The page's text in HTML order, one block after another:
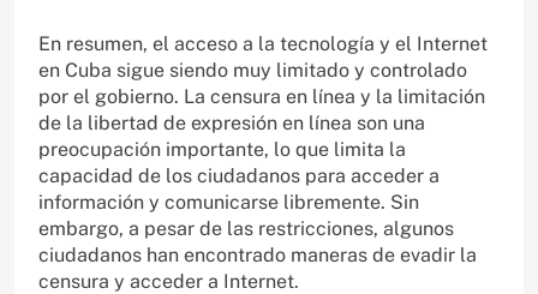
En resumen, el acceso a la tecnología y el Internet
en Cuba sigue siendo muy limitado y controlado
por el gobierno. La censura en línea y la limitación
de la libertad de expresión en línea son una
preocupación importante, lo que limita la
capacidad de los ciudadanos para acceder a
información y comunicarse libremente. Sin
embargo, a pesar de las restricciones, algunos
ciudadanos han encontrado maneras de evadir la
censura y acceder a Internet.